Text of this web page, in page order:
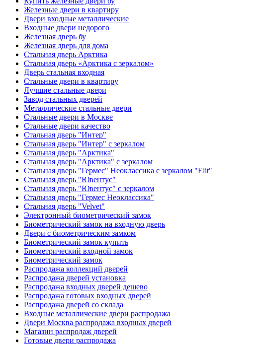
Железные двери в квартиру
Двери входные металлические
Входные двери недорого
Железная дверь бу
Железная дверь для дома
Стальная дверь Арктика
Стальная дверь «Арктика с зеркалом»
Дверь стальная входная
Стальные двери в квартиру
Лучшие стальные двери
Завод стальных дверей
Металлические стальные двери
Стальные двери в Москве
Стальные двери качество
Стальная дверь "Интер"
Стальная дверь "Интер" с зеркалом
Стальная дверь "Арктика"
Стальная дверь "Арктика" с зеркалом
Стальная дверь "Гермес" Неоклассика с зеркалом "Elit"
Стальная дверь "Ювентус"
Стальная дверь "Ювентус" с зеркалом
Стальная дверь "Гермес Неоклассика"
Стальная дверь "Velvet"
Электронный биометрический замок
Биометрический замок на входную дверь
Двери с биометрическим замком
Биометрический замок купить
Биометрический входной замок
Биометрический замок
Распродажа коллекций дверей
Распродажа дверей установка
Распродажа входных дверей дешево
Распродажа готовых входных дверей
Распродажа дверей со склада
Входные металлические двери распродажа
Двери Москва распродажа входных дверей
Магазин распродаж дверей
Готовые двери распродажа